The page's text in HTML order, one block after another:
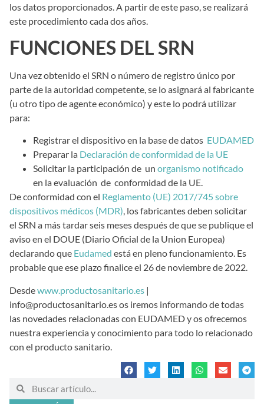
los datos proporcionados. A partir de este paso, se realizará
este procedimiento cada dos años.
FUNCIONES DEL SRN
Una vez obtenido el SRN o número de registro único por
parte de la autoridad competente, se lo asignará al fabricante
(u otro tipo de agente económico) y este lo podrá utilizar
para:
Registrar el dispositivo en la base de datos EUDAMED
Preparar la Declaración de conformidad de la UE
Solicitar la participación de un organismo notificado
en la evaluación de conformidad de la UE.
De conformidad con el Reglamento (UE) 2017/745 sobre
dispositivos médicos (MDR), los fabricantes deben solicitar
el SRN a más tardar seis meses después de que se publique el
aviso en el DOUE (Diario Oficial de la Union Europea)
declarando que Eudamed está en pleno funcionamiento. Es
probable que ese plazo finalice el 26 de noviembre de 2022.
Desdewww.productosanitario.es |
info@productosanitario.es os iremos informando de todas
las novedades relacionadas con EUDAMED y os ofrecemos
nuestra experiencia y conocimiento para todo lo relacionado
con el producto sanitario.